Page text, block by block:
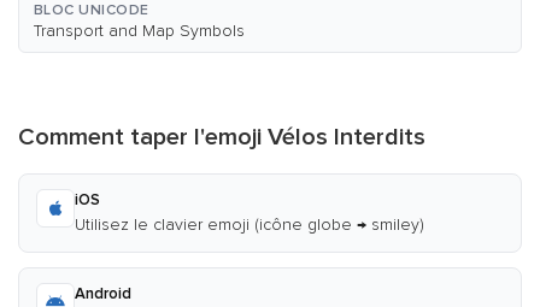
BLOC UNICODE
Transport and Map Symbols
Comment taper l'emoji Vélos Interdits
iOS
Utilisez le clavier emoji (icône globe → smiley)
Android